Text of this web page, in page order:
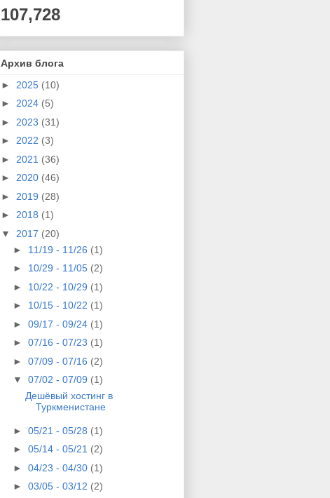
107,728
Архив блога
► 2025 (10)
► 2024 (5)
► 2023 (31)
► 2022 (3)
► 2021 (36)
► 2020 (46)
► 2019 (28)
► 2018 (1)
▼ 2017 (20)
► 11/19 - 11/26 (1)
► 10/29 - 11/05 (2)
► 10/22 - 10/29 (1)
► 10/15 - 10/22 (1)
► 09/17 - 09/24 (1)
► 07/16 - 07/23 (1)
► 07/09 - 07/16 (2)
▼ 07/02 - 07/09 (1)
Дешёвый хостинг в
Туркменистане
► 05/21 - 05/28 (1)
► 05/14 - 05/21 (2)
► 04/23 - 04/30 (1)
► 03/05 - 03/12 (2)